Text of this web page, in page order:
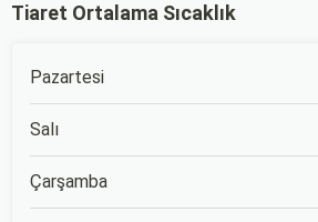
Tiaret Ortalama Sıcaklık
Pazartesi
Salı
Çarşamba